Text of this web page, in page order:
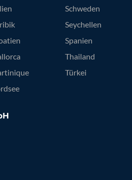
Schweden
Seychellen
Spanien
Thailand
Türkei